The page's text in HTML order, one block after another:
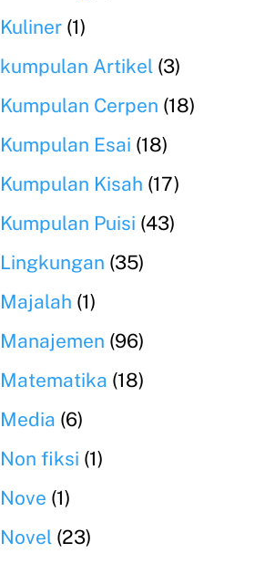
Kuliner (1)
kumpulan Artikel (3)
Kumpulan Cerpen (18)
Kumpulan Esai (18)
Kumpulan Kisah (17)
Kumpulan Puisi (43)
Lingkungan (35)
Majalah (1)
Manajemen (96)
Matematika (18)
Media (6)
Non fiksi (1)
Nove (1)
Novel (23)